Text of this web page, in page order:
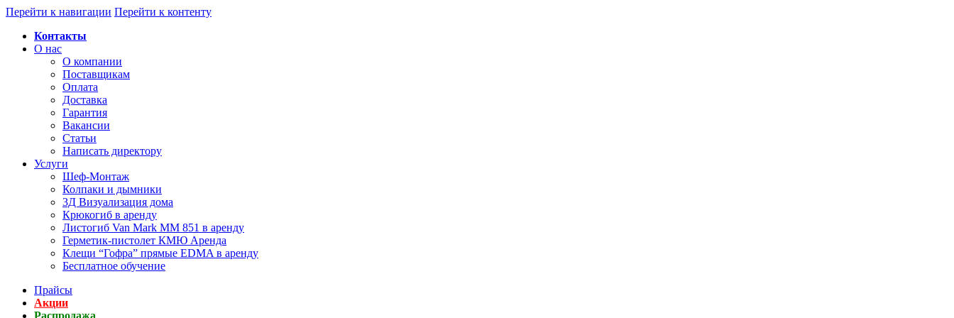
Перейти к навигации Перейти к контенту
Контакты
О нас
О компании
Поставщикам
Оплата
Доставка
Гарантия
Вакансии
Статьи
Написать директору
Услуги
Шеф-Монтаж
Колпаки и дымники
3Д Визуализация дома
Крюкогиб в аренду
Листогиб Van Mark MM 851 в аренду
Герметик-пистолет КМЮ Аренда
Клещи “Гофра” прямые EDMA в аренду
Бесплатное обучение
Прайсы
Акции
Распродажа